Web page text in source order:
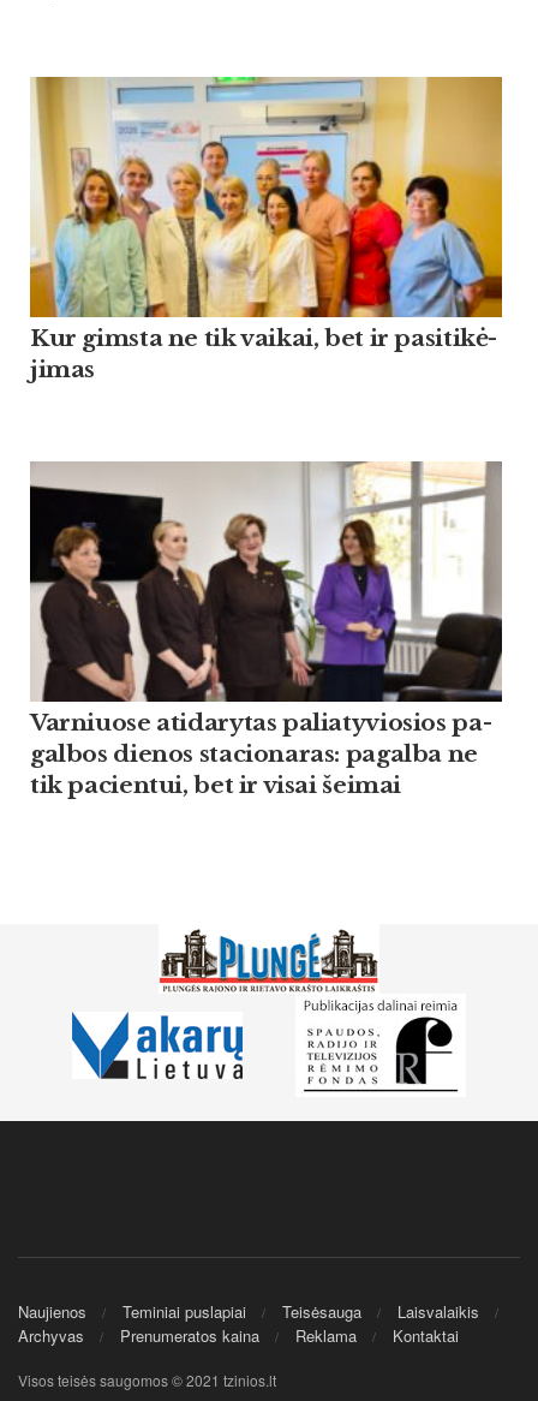
Kur gims­ta ne tik vai­kai, bet ir pa­si­ti­kė­
ji­mas
Var­niuo­se ati­da­ry­tas pa­lia­ty­vio­sios pa­
gal­bos die­nos sta­cio­na­ras: pa­gal­ba ne
tik pa­cien­tui, bet ir vi­sai šei­mai
Naujienos Teminiai puslapiai Teisėsauga
Laisvalaikis
Archyvas
Prenumeratos kaina Reklama Kontaktai
Visos teisės saugomos © 2021 tzinios.lt